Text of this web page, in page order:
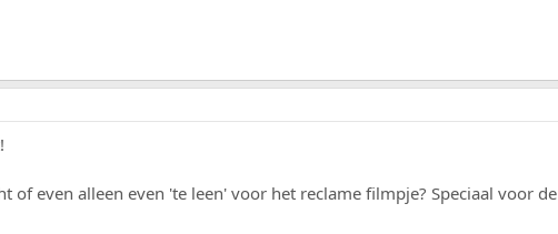
of even alleen even 'te leen' voor het reclame filmpje? Speciaal voor